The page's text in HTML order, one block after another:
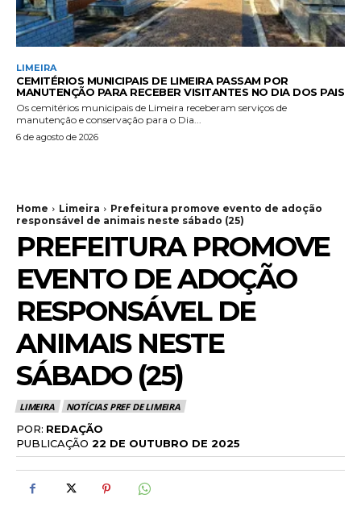
LIMEIRA
CEMITÉRIOS MUNICIPAIS DE LIMEIRA PASSAM POR
MANUTENÇÃO PARA RECEBER VISITANTES NO DIA DOS PAIS
Os cemitérios municipais de Limeira receberam serviços de
manutenção e conservação para o Dia...
6 de agosto de 2026